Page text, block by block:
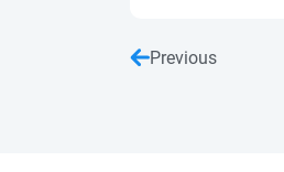
Previous